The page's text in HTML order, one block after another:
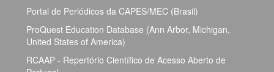
Portal de Periódicos da CAPES/MEC (Brasil)
ProQuest Education Database (Ann Arbor, Michigan,
United States of America)
RCAAP - Repertório Científico de Acesso Aberto de